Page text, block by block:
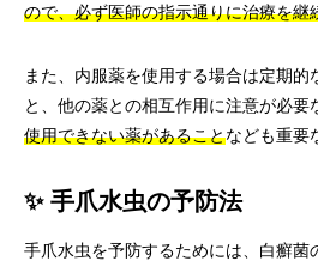
ので、必ず医師の指示通りに治療を継
また、内服薬を使用する場合は定期的
と、他の薬との相互作用に注意が必要
使用できない薬があることなども重要
✨ 手爪水虫の予防法
手爪水虫を予防するためには、白癬菌